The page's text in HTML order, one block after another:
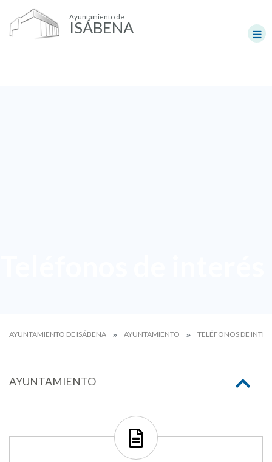
Ayuntamiento de
ISÁBENA
AYUNTAMIENTO DE ISÁBENA AYUNTAMIENTO TELÉFONOS DE
AYUNTAMIENTO